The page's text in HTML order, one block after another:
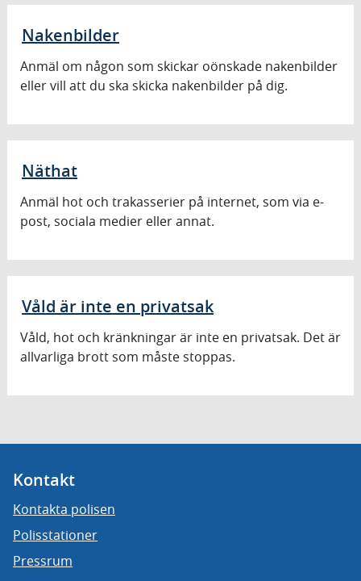
Nakenbilder
Anmäl om någon som skickar oönskade nakenbilder
eller vill att du ska skicka nakenbilder på dig.
Näthat
Anmäl hot och trakasserier på internet, som via e-
post, sociala medier eller annat.
Våld är inte en privatsak
Våld, hot och kränkningar är inte en privatsak. Det är
allvarliga brott som måste stoppas.
Kontakt
Kontakta polisen
Polisstationer
Pressrum